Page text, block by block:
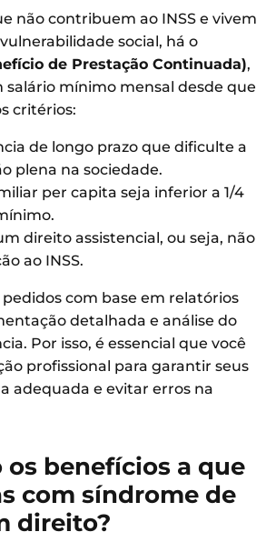
não contribuem ao INSS e vivem
social, há o
de Prestação Continuada),
mínimo mensal desde que
critérios:
de longo prazo que dificulte a
plena na sociedade.
per capita seja inferior a 1/4
direito assistencial, ou seja, não
ao INSS.
pedidos com base em relatórios
detalhada e análise do
Por isso, é essencial que você
profissional para garantir seus
adequada e evitar erros na
os benefícios a que
com síndrome de
direito?